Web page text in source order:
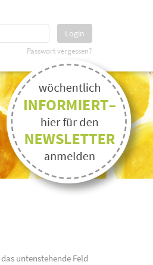
Login
Passwort vergessen?
untenstehende Feld